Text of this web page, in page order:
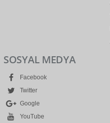
SOSYAL MEDYA
Facebook
Twitter
Google
YouTube